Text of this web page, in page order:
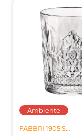
Ambiente
FABBRI 1905 SPA U.S.